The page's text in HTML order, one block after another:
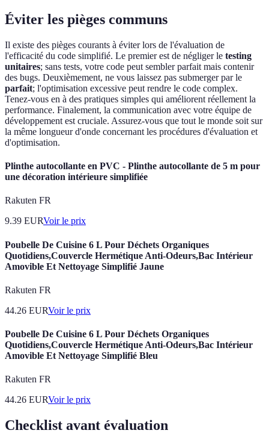
Éviter les pièges communs
Il existe des pièges courants à éviter lors de l'évaluation de
l'efficacité du code simplifié. Le premier est de négliger le testing
unitaires; sans tests, votre code peut sembler parfait mais contenir
des bugs. Deuxièmement, ne vous laissez pas submerger par le
parfait; l'optimisation excessive peut rendre le code complex.
Tenez-vous en à des pratiques simples qui améliorent réellement la
performance. Finalement, la communication avec votre équipe de
développement est cruciale. Assurez-vous que tout le monde soit sur
la même longueur d'onde concernant les procédures d'évaluation et
d'optimisation.
Plinthe autocollante en PVC - Plinthe autocollante de 5 m pour
une décoration intérieure simplifiée
Rakuten FR
9.39 EURVoir le prix
Poubelle De Cuisine 6 L Pour Déchets Organiques
Quotidiens,Couvercle Hermétique Anti-Odeurs,Bac Intérieur
Amovible Et Nettoyage Simplifié Jaune
Rakuten FR
44.26 EURVoir le prix
Poubelle De Cuisine 6 L Pour Déchets Organiques
Quotidiens,Couvercle Hermétique Anti-Odeurs,Bac Intérieur
Amovible Et Nettoyage Simplifié Bleu
Rakuten FR
44.26 EURVoir le prix
Checklist avant évaluation